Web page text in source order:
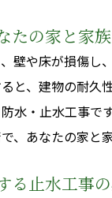
たの家と家族
壁や床が損傷し
と、建物の耐久
水・止水工事です
、あなたの家と
る止水工事